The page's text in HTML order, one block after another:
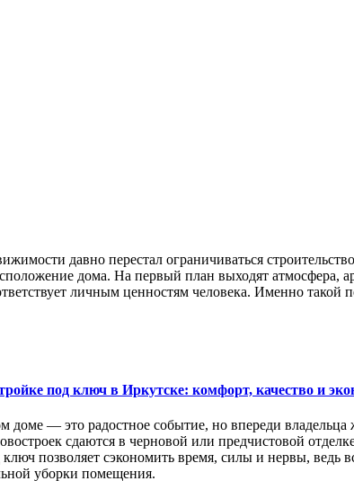
давно перестал ограничиваться
дома. На первый план выходят атмосфера,
личным ценностям человека. Именно
под ключ в Иркутске: комфорт, качество и
доме — это радостное событие, но впереди
сдаются в черновой или предчистовой
позволяет сэкономить время, силы и нервы,
уборки помещения.